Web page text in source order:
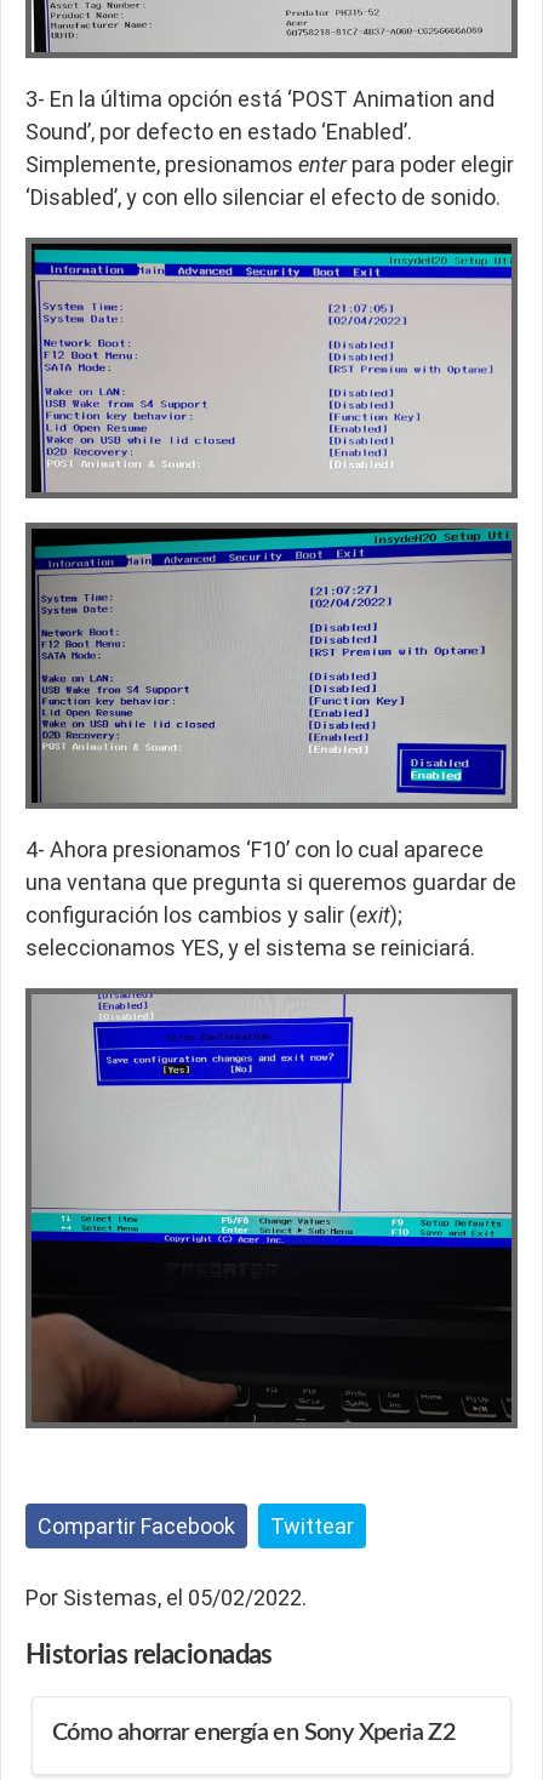
3- En la última opción está ‘POST Animation and
Sound’, por defecto en estado ‘Enabled’.
Simplemente, presionamos enterpara poder elegir
‘Disabled’, y con ello silenciar el efecto de sonido.
4- Ahora presionamos ‘F10’ con lo cual aparece
una ventana que pregunta si queremos guardar de
configuración los cambios y salir (exit);
seleccionamos YES, y el sistema se reiniciará.
Compartir Facebook Twittear
Por Sistemas, el 05/02/2022.
Historias relacionadas
Cómo ahorrar energía en Sony Xperia Z2